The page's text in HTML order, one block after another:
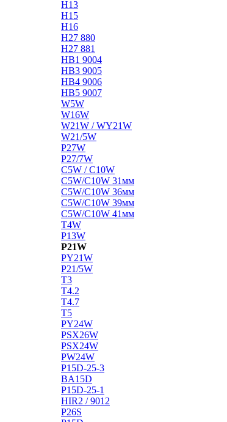
H13
H15
H16
H27 880
H27 881
HB1 9004
HB3 9005
HB4 9006
HB5 9007
W5W
W16W
W21W / WY21W
W21/5W
P27W
P27/7W
C5W / C10W
C5W/C10W 31мм
C5W/C10W 36мм
C5W/C10W 39мм
C5W/C10W 41мм
T4W
P13W
P21W
PY21W
P21/5W
T3
T4.2
T4.7
T5
PY24W
PSX26W
PSX24W
PW24W
P15D-25-3
BA15D
P15D-25-1
HIR2 / 9012
P26S